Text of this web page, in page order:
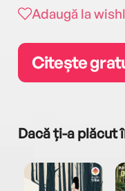
Adaugă la
Citește
Dacă ți-a plăcut